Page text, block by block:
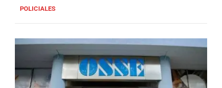
POLICIALES